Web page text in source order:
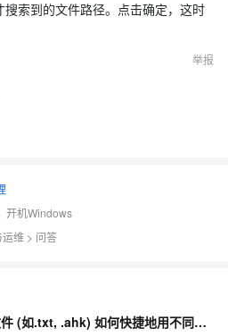
索到的文件路径。点击确定，这时
举报
开机Windows
运维 > 问答
windows 资源管理器中某文件 (如.txt, .ahk) 如何快捷地用不同程序打开？